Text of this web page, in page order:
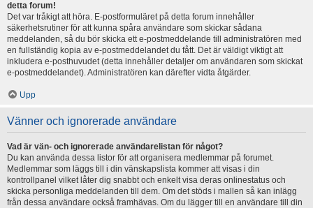
detta forum!
Det var tråkigt att höra. E-postformuläret på detta forum innehåller
säkerhetsrutiner för att kunna spåra användare som skickar sådana
meddelanden, så du bör skicka ett e-postmeddelande till administratören med
en fullständig kopia av e-postmeddelandet du fått. Det är väldigt viktigt att
inkludera e-posthuvudet (detta innehåller detaljer om användaren som skickat
e-postmeddelandet). Administratören kan därefter vidta åtgärder.
Upp
Vänner och ignorerade användare
Vad är vän- och ignorerade användarelistan för något?
Du kan använda dessa listor för att organisera medlemmar på forumet.
Medlemmar som läggs till i din vänskapslista kommer att visas i din
kontrollpanel vilket låter dig snabbt och enkelt visa deras onlinestatus och
skicka personliga meddelanden till dem. Om det stöds i mallen så kan inlägg
från dessa användare också framhävas. Om du lägger till en användare till din